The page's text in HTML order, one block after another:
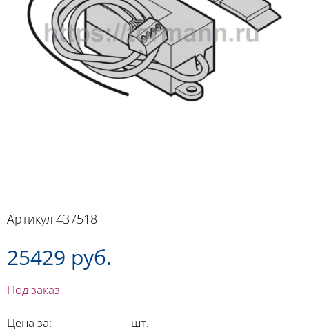
Артикул 437518
25429 руб.
Под заказ
Цена за: шт.